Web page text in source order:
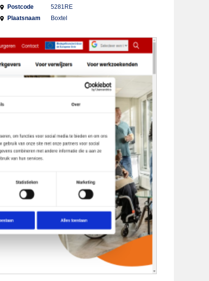
Postcode
5281RE
Plaatsnaam
Boxtel